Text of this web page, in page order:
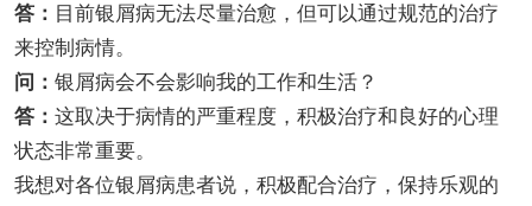
答： 目前银屑病无法尽量治愈，但可以通过规范的治疗
来控制病情。
问： 银屑病会不会影响我的工作和生活？
答： 这取决于病情的严重程度，积极治疗和良好的心理
状态非常重要。
我想对各位银屑病患者说，积极配合治疗，保持乐观的